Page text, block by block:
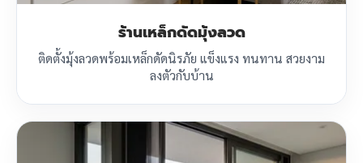
ร้านเหล็กดัดมุ้งลวด
ติดตั้งมุ้งลวดพร้อมเหล็กดัดนิรภัย แข็งแรง ทนทาน สวยงาม
ลงตัวกับบ้าน